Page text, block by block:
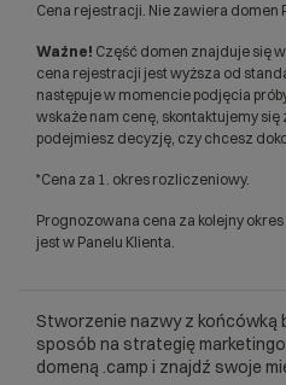
Cena rejestracji. Nie zawiera domen
Ważne! Część domen znajduje się
cena rejestracji jest wyższa od
następuje w momencie podjęcia
wskaże nam cenę, skontaktujemy
podejmiesz decyzję, czy chcesz
*Cena za 1. okres rozliczeniowy.
Prognozowana cena za kolejny
jest w Panelu Klienta.
Stworzenie nazwy z
sposób na strategię
domeną .camp i znajdź swoje